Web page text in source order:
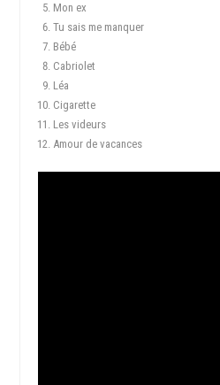
Mon ex
Tu sais me manquer
Bébé
Cabriolet
Léa
Cigarette
Les videurs
Amour de vacances